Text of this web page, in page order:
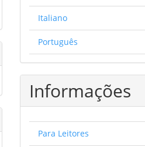
Italiano
Português
Informações
Para Leitores